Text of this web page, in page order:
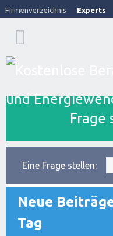
Firmenverzeichnis Experts
Frage
Eine Frage stellen:
Neue
Tag